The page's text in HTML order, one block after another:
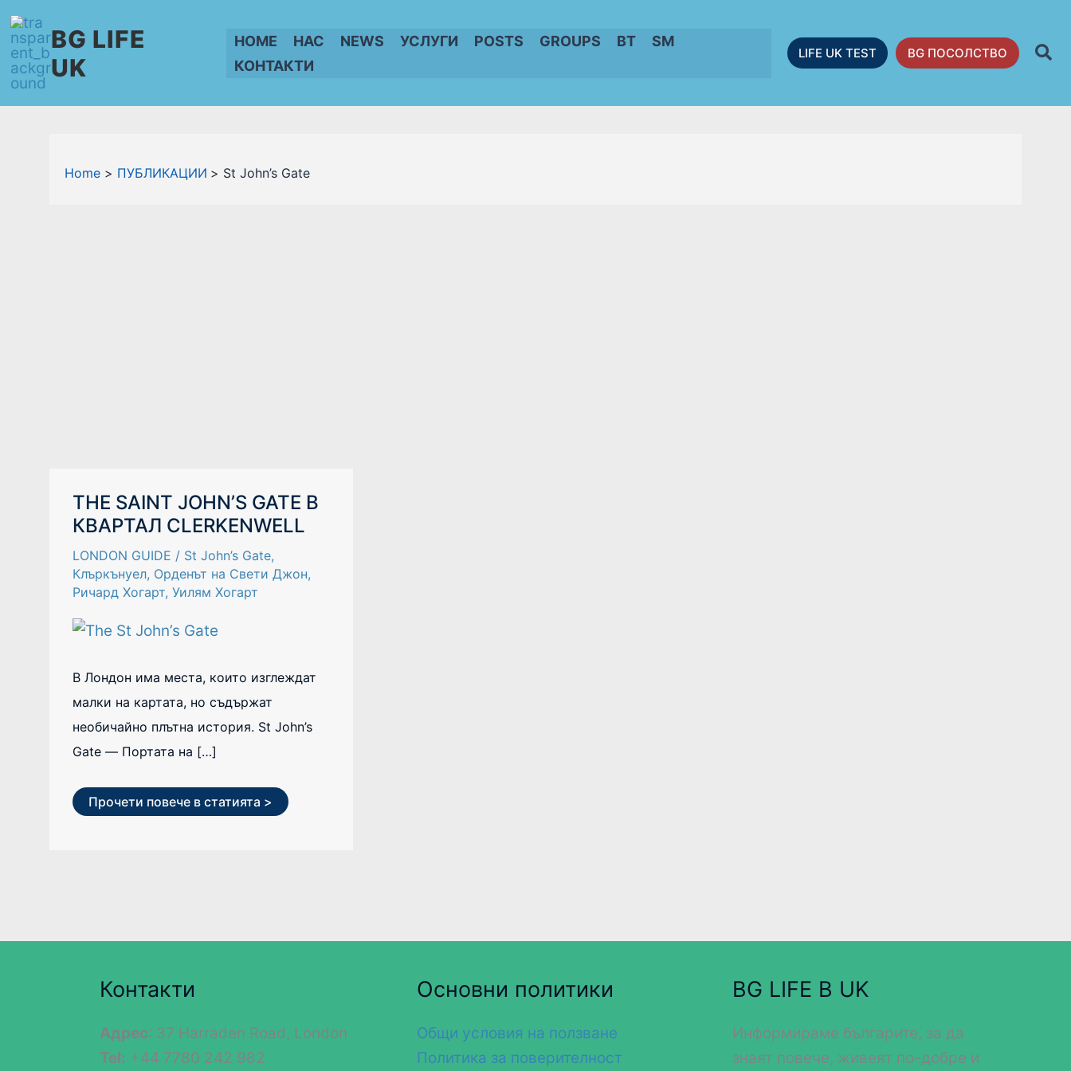
Skip
to
content
BG LIFE
UK
HOME НАС NEWS УСЛУГИ POSTS GROUPS BT
SM
КОНТАКТИ
LIFE UK TEST BG ПОСОЛСТВО
Home ПУБЛИКАЦИИ St John’s Gate
THE SAINT JOHN’S GATE В
КВАРТАЛ CLERKENWELL
LONDON GUIDE / St John’s Gate,
Клъркънуел, Орденът на Свети Джон,
Ричард Хогарт, Уилям Хогарт
В Лондон има места, които изглеждат
малки на картата, но съдържат
необичайно плътна история. St John’s
Gate — Портата на […]
THE
SAINT
JOHN’S
GATE
В
КВАРТАЛ
CLERKENWELL
Прочети повече в статията >
Контакти
Адрес: 37 Harraden Road, London
Tel: +44 7780 242 982
Основни политики
Общи условия на ползване
Политика за поверителност
BG LIFE В UK
Информираме българите, за да
знаят повече, живеят по-добре и